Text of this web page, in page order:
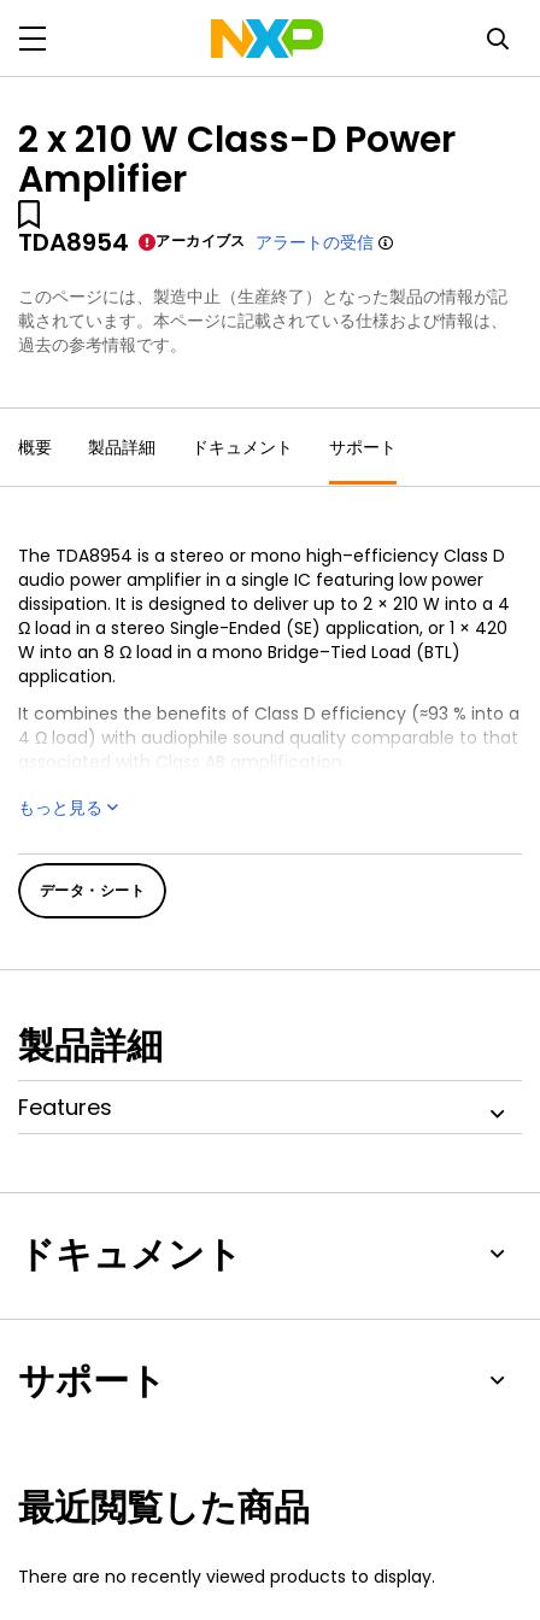
2 x 210 W Class-D Power
Amplifier
TDA8954 アーカイブス アラートの受信
このページには、製造中止（生産終了）となった製品の情報が記
載されています。本ページに記載されている仕様および情報は、
過去の参考情報です。
概要 製品詳細 ドキュメント サポート
The TDA8954 is a stereo or mono high–efficiency Class D
audio power amplifier in a single IC featuring low power
dissipation. It is designed to deliver up to 2 × 210 W into a 4
Ω load in a stereo Single-Ended (SE) application, or 1 × 420
W into an 8 Ω load in a mono Bridge–Tied Load (BTL)
application.
It combines the benefits of Class D efficiency (≈93 % into a
4 Ω load) with audiophile sound quality comparable to that
associated with Class AB amplification.
The amplifier operates over a wide supply voltage range
from ±12.5 V to ±42.5 V and features low quiescent current
consumption.
The TDA8954 is supplied with two diagnostic pins for
monitoring the status of Thermal Fold Back (TFB), Over
もっと見る
データ・シート
製品詳細
Features
ドキュメント
サポート
最近閲覧した商品
There are no recently viewed products to display.